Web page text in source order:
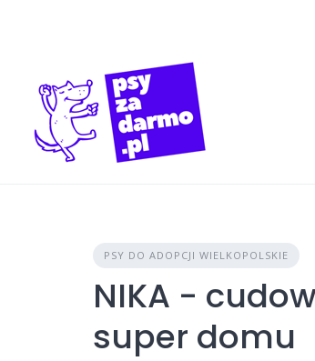
PSY DO ADOPCJI WIELKOPOLSKIE
NIKA -
super domu